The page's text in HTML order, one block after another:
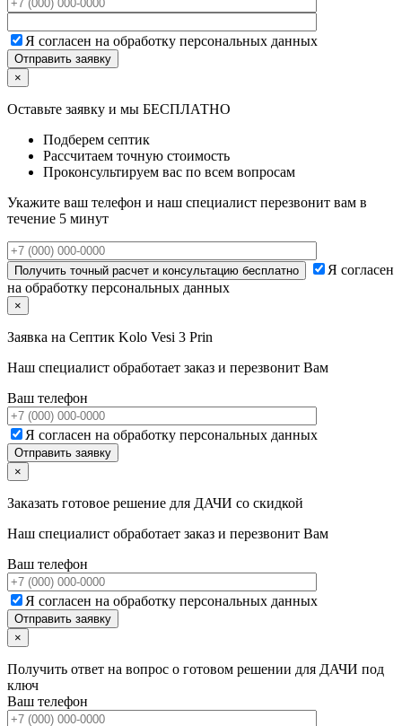
Я согласен на обработку персональных данных
×
Оставьте заявку и мы БЕСПЛАТНО
Подберем септик
Рассчитаем точную стоимость
Проконсультируем вас по всем вопросам
Укажите ваш телефон и наш специалист перезвонит вам в
течение 5 минут
Я согласен
на обработку персональных данных
×
Заявка на Септик Kolo Vesi 3 Prin
Наш специалист обработает заказ и перезвонит Вам
Ваш телефон
Я согласен на обработку персональных данных
×
Заказать готовое решение для ДАЧИ со скидкой
Наш специалист обработает заказ и перезвонит Вам
Ваш телефон
Я согласен на обработку персональных данных
×
Получить ответ на вопрос о готовом решении для ДАЧИ под
ключ
Ваш телефон